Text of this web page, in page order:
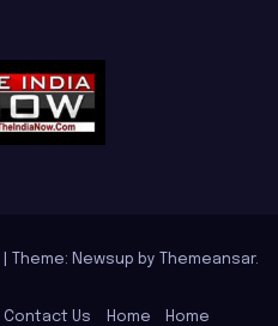
Theme: Newsup by Themeansar.
Contact Us Home Home